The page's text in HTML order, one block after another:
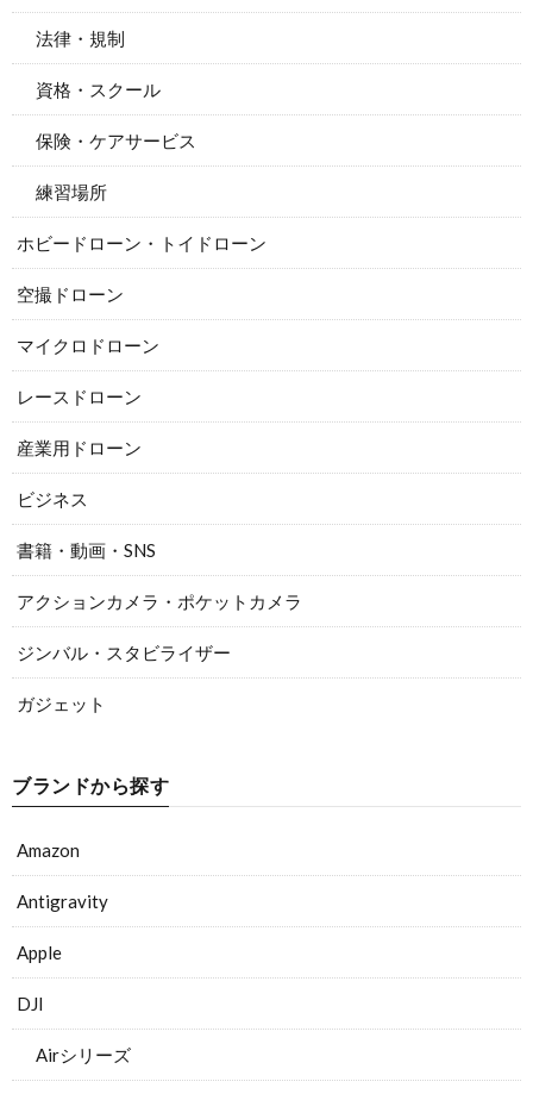
法律・規制
資格・スクール
保険・ケアサービス
練習場所
ホビードローン・トイドローン
空撮ドローン
マイクロドローン
レースドローン
産業用ドローン
ビジネス
書籍・動画・SNS
アクションカメラ・ポケットカメラ
ジンバル・スタビライザー
ガジェット
ブランドから探す
Amazon
Antigravity
Apple
DJI
Airシリーズ